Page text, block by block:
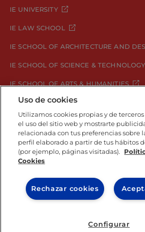
IE UNIVERSITY
IE LAW SCHOOL
IE SCHOOL OF ARCHITECTURE AND
IE SCHOOL OF SCIENCE & TECHNOLOGY
IE SCHOOL OF ARTS & HUMANITIES
Aviso legal
Política de
Política de Cookies
Política
Student Academic Standards
IE University 2026
Uso de cookies
Utilizamos cookies propias y de
el uso del sitio web y mostrarte
relacionada con tus preferencias sobre
perfil elaborado a partir de tus hábitos
(por ejemplo, páginas visitadas).
Cookies
Rechazar cookies
Configurar